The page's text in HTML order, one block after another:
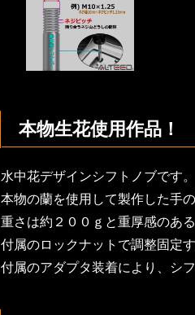
本物生花使用作品！
水中花デザインシフトノブです。
本物の蘭を使用して製作した手
重さは約２００ｇと重厚感のあ
付属のロックナットで調整固定
付属のアダプタ装着により、シ